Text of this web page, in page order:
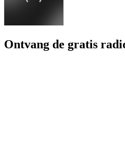
Ontvang de gratis